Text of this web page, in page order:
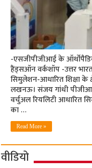
-एसजीपीजीआई के
हैंड्सऑन वर्कशॉप -उत्तर
सिमुलेशन-आधारित शिक्षा
लखनऊ। संजय गांधी
वर्चुअल रियलिटी आधारित
का …
Read More »
वीडियो